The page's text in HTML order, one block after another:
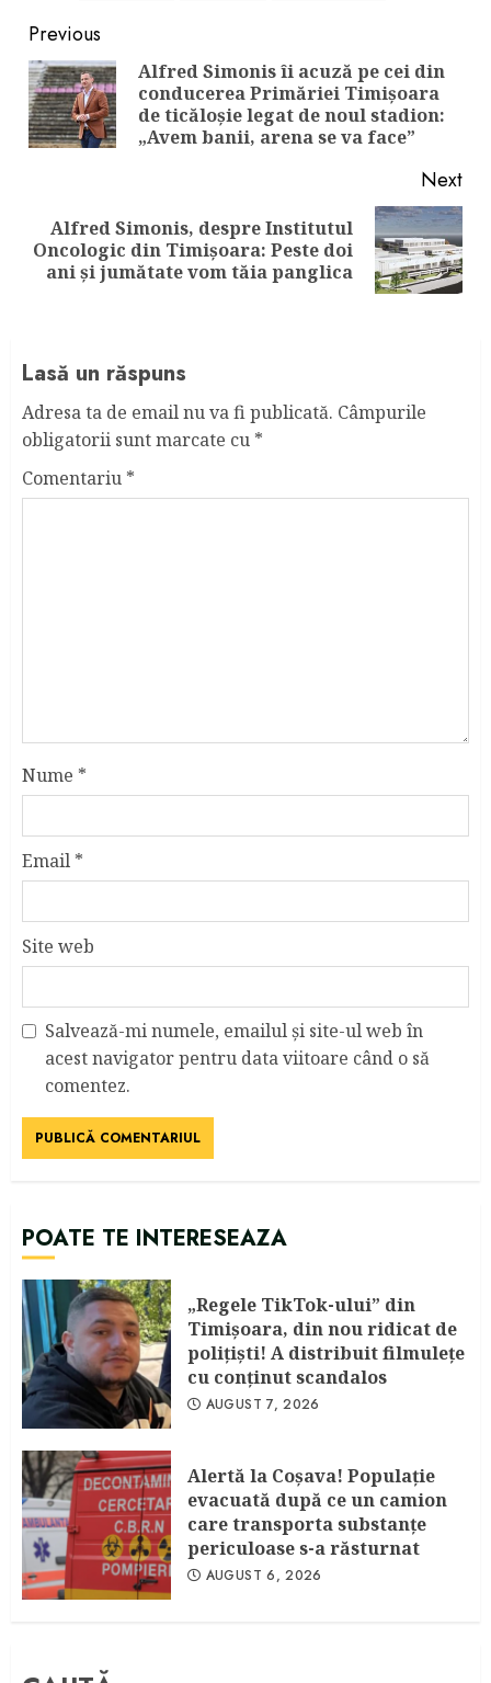
Continue
Reading
Previous
Alfred Simonis îi acuză pe cei din
conducerea Primăriei Timișoara
de ticăloșie legat de noul stadion:
„Avem banii, arena se va face”
Next
Next
post:
Alfred Simonis, despre Institutul
Oncologic din Timișoara: Peste doi
ani și jumătate vom tăia panglica
Lasă un răspuns
Adresa ta de email nu va fi publicată. Câmpurile
obligatorii sunt marcate cu *
Comentariu *
Nume *
Email *
Site web
Salvează-mi numele, emailul și site-ul web în
acest navigator pentru data viitoare când o să
comentez.
POATE TE INTERESEAZA
„Regele TikTok-ului” din
Timişoara, din nou ridicat de
poliţişti! A distribuit filmuleţe
cu conţinut scandalos
AUGUST 7, 2026
Alertă la Coşava! Populaţie
evacuată după ce un camion
care transporta substanţe
periculoase s-a răsturnat
AUGUST 6, 2026